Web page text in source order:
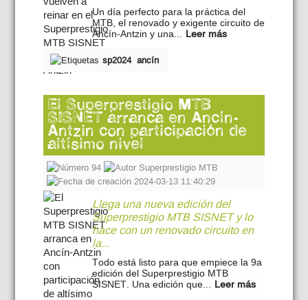
Un día perfecto para la práctica del
MTB, el renovado y exigente circuito de
Ancín-Antzin y una... Leer más
sp2024 ancín
El Superprestigio MTB
SISNET arranca en Ancín-
Antzin con participación de
altísimo nivel
94
Superprestigio MTB
2024-03-13 11:40:29
Llega una nueva edición del
Superprestigio MTB SISNET y lo
hace con un renovado circuito en
la...
Todo está listo para que empiece la 9a
edición del Superprestigio MTB
SISNET. Una edición que... Leer más